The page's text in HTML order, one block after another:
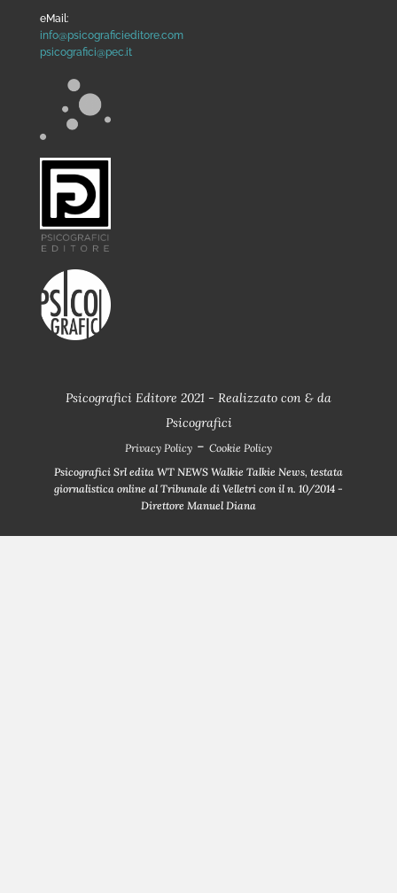
eMail:
info@psicograficieditore.com
psicografici@pec.it
Psicografici Editore 2021 - Realizzato con & da
Psicografici
Privacy Policy - Cookie Policy
Psicografici Srl edita WT NEWS Walkie Talkie News, testata
giornalistica online al Tribunale di Velletri con il n. 10/2014 -
Direttore Manuel Diana